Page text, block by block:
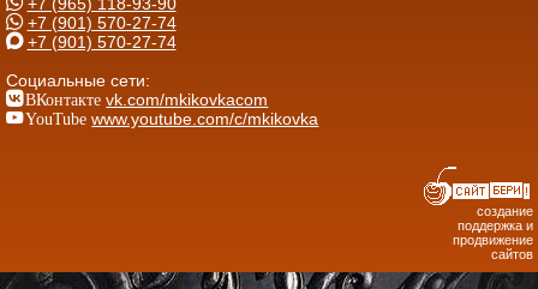
+7 (901) 570-27-74
+7 (901) 570-27-74
Социальные сети:
ВКонтакте vk.com/mkikovkacom
YouTube www.youtube.com/c/mkikovka
создание
поддержка и
продвижение
сайтов